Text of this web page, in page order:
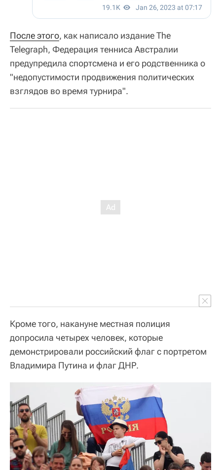
После этого, как написало издание The
Telegraph, Федерация тенниса Австралии
предупредила спортсмена и его родственника о
"недопустимости продвижения политических
взглядов во время турнира".
Кроме того, накануне местная полиция
допросила четырех человек, которые
демонстрировали российский флаг с портретом
Владимира Путина и флаг ДНР.